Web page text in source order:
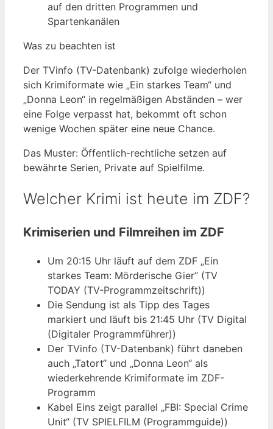
auf den dritten Programmen und
Spartenkanälen
Was zu beachten ist
Der TVinfo (TV-Datenbank) zufolge wiederholen
sich Krimiformate wie „Ein starkes Team“ und
„Donna Leon“ in regelmäßigen Abständen – wer
eine Folge verpasst hat, bekommt oft schon
wenige Wochen später eine neue Chance.
Das Muster: Öffentlich-rechtliche setzen auf
bewährte Serien, Private auf Spielfilme.
Welcher Krimi ist heute im ZDF?
Krimiserien und Filmreihen im ZDF
Um 20:15 Uhr läuft auf dem ZDF „Ein
starkes Team: Mörderische Gier“ (TV
TODAY (TV-Programmzeitschrift))
Die Sendung ist als Tipp des Tages
markiert und läuft bis 21:45 Uhr (TV Digital
(Digitaler Programmführer))
Der TVinfo (TV-Datenbank) führt daneben
auch „Tatort“ und „Donna Leon“ als
wiederkehrende Krimiformate im ZDF-
Programm
Kabel Eins zeigt parallel „FBI: Special Crime
Unit“ (TV SPIELFILM (Programmguide))